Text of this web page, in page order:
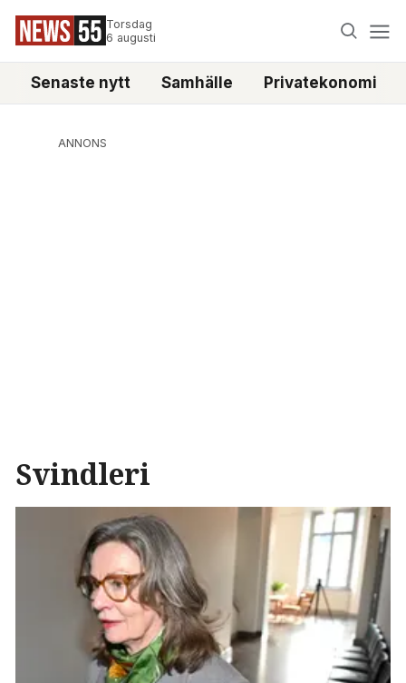
Torsdag
6 augusti
Senaste nytt Samhälle Privatekonomi
ANNONS
Svindleri